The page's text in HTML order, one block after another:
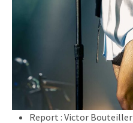
Report : Victor Bouteiller